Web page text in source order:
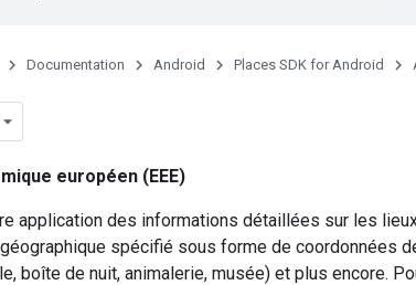
Documentation Android Places SDK for Android
européen (EEE)
application des informations détaillées sur les
spécifié sous forme de coordonnées
boîte de nuit, animalerie, musée) et plus encore.